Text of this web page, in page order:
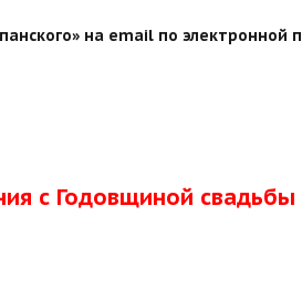
на email по электронной
с Годовщиной свадьбы